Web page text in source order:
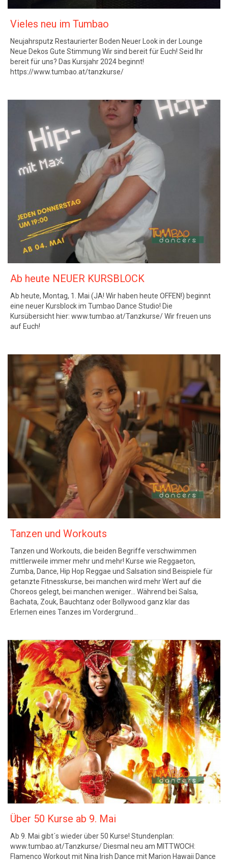
Vieles neu im Tumbao
Neujahrsputz Restaurierter Boden Neuer Look in der Lounge
Neue Dekos Gute Stimmung Wir sind bereit für Euch! Seid Ihr
bereit für uns? Das Kursjahr 2024 beginnt!
https://www.tumbao.at/tanzkurse/
Ab heute NEUER KURSBLOCK
Ab heute, Montag, 1. Mai (JA! Wir haben heute OFFEN!) beginnt
eine neuer Kursblock im Tumbao Dance Studio! Die
Kursübersicht hier: www.tumbao.at/Tanzkurse/ Wir freuen uns
auf Euch!
Tanzen und Workouts
Tanzen und Workouts, die beiden Begriffe verschwimmen
mittlerweile immer mehr und mehr! Kurse wie Reggaeton,
Zumba, Dance, Hip Hop Reggae und Salsation sind Beispiele für
getanzte Fitnesskurse, bei manchen wird mehr Wert auf die
Choreos gelegt, bei manchen weniger… Während bei Salsa,
Bachata, Zouk, Bauchtanz oder Bollywood ganz klar das
Erlernen eines Tanzes im Vordergrund…
Über 50 Kurse ab 9. Mai
Ab 9. Mai gibt´s wieder über 50 Kurse! Stundenplan:
www.tumbao.at/Tanzkurse/ Diesmal neu am MITTWOCH:
Flamenco Workout mit Nina Irish Dance mit Marion Hawaii Dance